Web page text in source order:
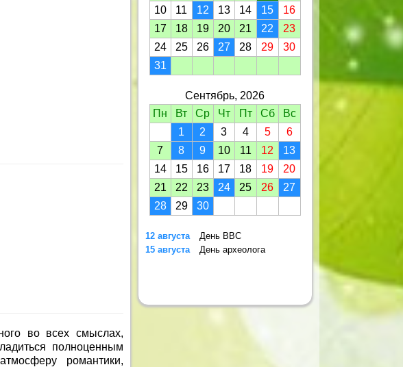
во всех смыслах,
полноценным
романтики,
10
11 12 13 14 15
16
17
18 19 20 21 22
23
24
25 26 27 28 29
30
31
Сентябрь, 2026
Пн
Вт Ср Чт Пт Сб
Вс
1
2 3 4 5
6
7
8 9 10 11 12
13
14
15 16 17 18 19
20
21
22 23 24 25 26
27
28
29 30
12 августа
День ВВС
15 августа
День археолога